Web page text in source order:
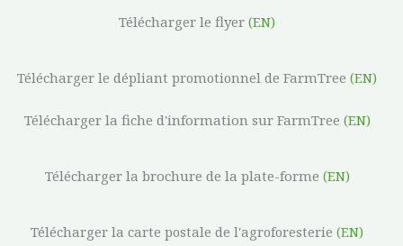
Télécharger le flyer (EN)
Télécharger le dépliant promotionnel de FarmTree (EN)
Télécharger la fiche d'information sur FarmTree (EN)
Télécharger la brochure de la plate-forme (EN)
Télécharger la carte postale de l'agroforesterie (EN)